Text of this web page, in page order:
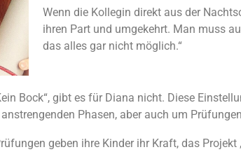
Wenn die Kollegin direkt aus der
ihren Part und umgekehrt. Man muss
das alles gar nicht möglich.“
Bock“, gibt es für Diana nicht. Diese
Phasen, aber auch um
geben ihre Kinder ihr Kraft, das Projekt